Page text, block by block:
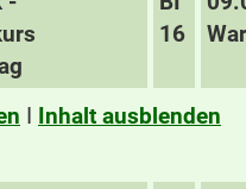
16
I Inhalt ausblenden